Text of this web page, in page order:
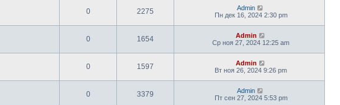
0 2275
Admin
Пн дек 16, 2024 2:30 pm
0 1654
Admin
Ср ноя 27, 2024 12:25 am
0 1597
Admin
Вт ноя 26, 2024 9:26 pm
0 3379
Admin
Пт сен 27, 2024 5:53 pm